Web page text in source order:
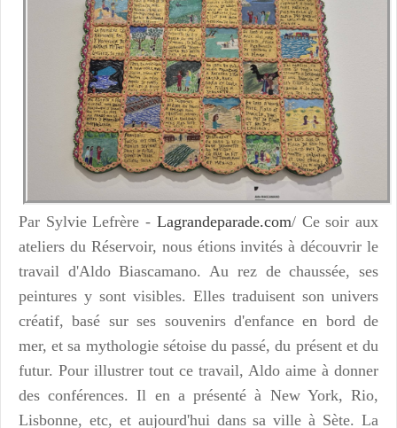
Par Sylvie Lefrère - Lagrandeparade.com/ Ce soir aux
ateliers du Réservoir, nous étions invités à découvrir le
travail d'Aldo Biascamano. Au rez de chaussée, ses
peintures y sont visibles. Elles traduisent son univers
créatif, basé sur ses souvenirs d'enfance en bord de
mer, et sa mythologie sétoise du passé, du présent et du
futur. Pour illustrer tout ce travail, Aldo aime à donner
des conférences. Il en a présenté à New York, Rio,
Lisbonne, etc, et aujourd'hui dans sa ville à Sète. La